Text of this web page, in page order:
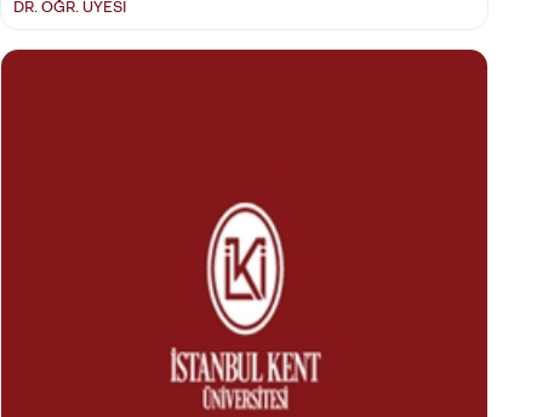
DR. ÖĞR. ÜYESİ